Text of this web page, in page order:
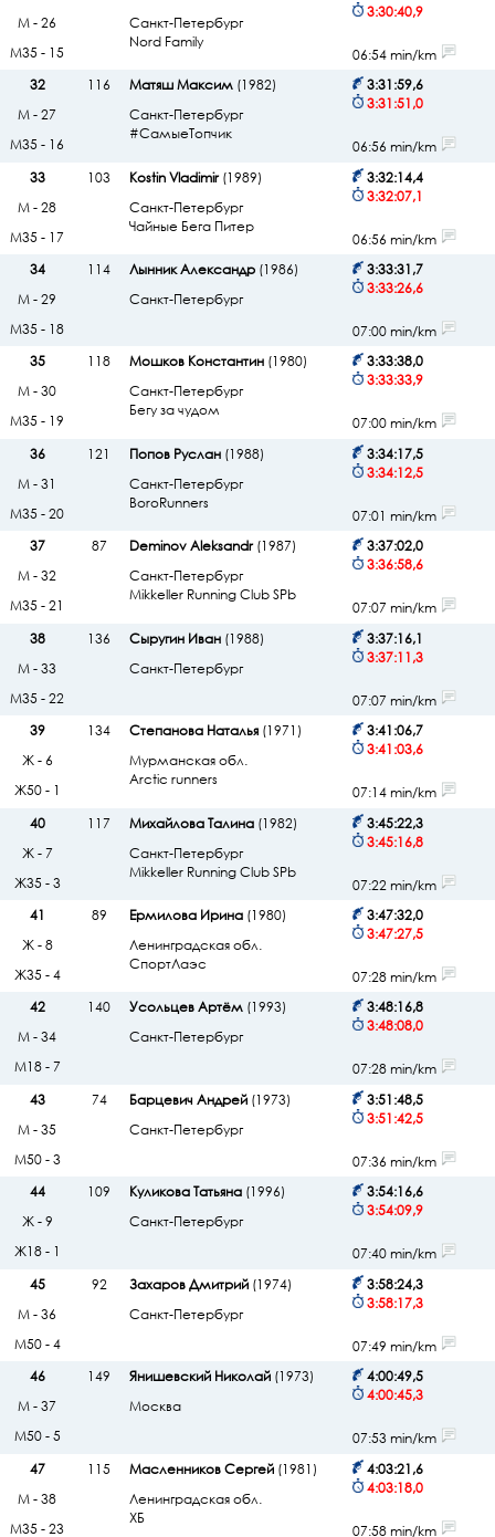
Санкт-Петербург
Nord Family
3:30:40,9
М - 26
М35 - 15
06:54 min/km
32
116 Матяш Максим(1982)
Санкт-Петербург
#СамыеТопчик
3:31:59,6
3:31:51,0
М - 27
М35 - 16
06:56 min/km
33
103 Kostin Vladimir(1989)
Санкт-Петербург
Чайные Бега Питер
3:32:14,4
3:32:07,1
М - 28
М35 - 17
06:56 min/km
34
114 Лынник Александр(1986)
Санкт-Петербург
3:33:31,7
3:33:26,6
М - 29
М35 - 18
07:00 min/km
35
118 Мошков Константин(1980)
Санкт-Петербург
Бегу за чудом
3:33:38,0
3:33:33,9
М - 30
М35 - 19
07:00 min/km
36
121 Попов Руслан(1988)
Санкт-Петербург
BoroRunners
3:34:17,5
3:34:12,5
М - 31
М35 - 20
07:01 min/km
37
87 Deminov Aleksandr(1987)
Санкт-Петербург
Mikkeller Running Club SPb
3:37:02,0
3:36:58,6
М - 32
М35 - 21
07:07 min/km
38
136 Сыругин Иван(1988)
Санкт-Петербург
3:37:16,1
3:37:11,3
М - 33
М35 - 22
07:07 min/km
39
134 Степанова Наталья(1971)
Мурманская обл.
Arctic runners
3:41:06,7
3:41:03,6
Ж - 6
Ж50 - 1
07:14 min/km
40
117 Михайлова Талина(1982)
Санкт-Петербург
Mikkeller Running Club SPb
3:45:22,3
3:45:16,8
Ж - 7
Ж35 - 3
07:22 min/km
41
89 Ермилова Ирина(1980)
Ленинградская обл.
СпортЛаэс
3:47:32,0
3:47:27,5
Ж - 8
Ж35 - 4
07:28 min/km
42
140 Усольцев Артём(1993)
Санкт-Петербург
3:48:16,8
3:48:08,0
М - 34
М18 - 7
07:28 min/km
43
74 Барцевич Андрей(1973)
Санкт-Петербург
3:51:48,5
3:51:42,5
М - 35
М50 - 3
07:36 min/km
44
109 Куликова Татьяна(1996)
Санкт-Петербург
3:54:16,6
3:54:09,9
Ж - 9
Ж18 - 1
07:40 min/km
45
92 Захаров Дмитрий(1974)
Санкт-Петербург
3:58:24,3
3:58:17,3
М - 36
М50 - 4
07:49 min/km
46
149 Янишевский Николай(1973)
Москва
4:00:49,5
4:00:45,3
М - 37
М50 - 5
07:53 min/km
47
115 Масленников Сергей(1981)
Ленинградская обл.
ХБ
4:03:21,6
4:03:18,0
М - 38
М35 - 23
07:58 min/km